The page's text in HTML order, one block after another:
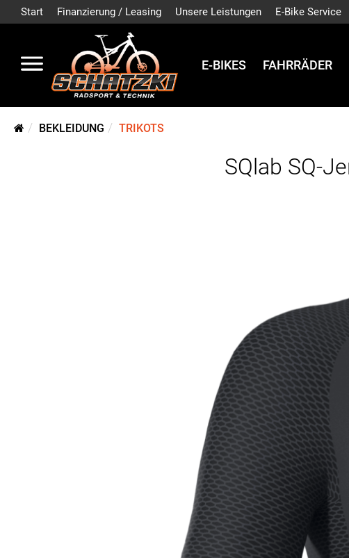
Start Finanzierung / Leasing Unsere Leistungen E-Bike Service
E-BIKES FAHRRÄDER
BEKLEIDUNG TRIKOTS
SQlab SQ-